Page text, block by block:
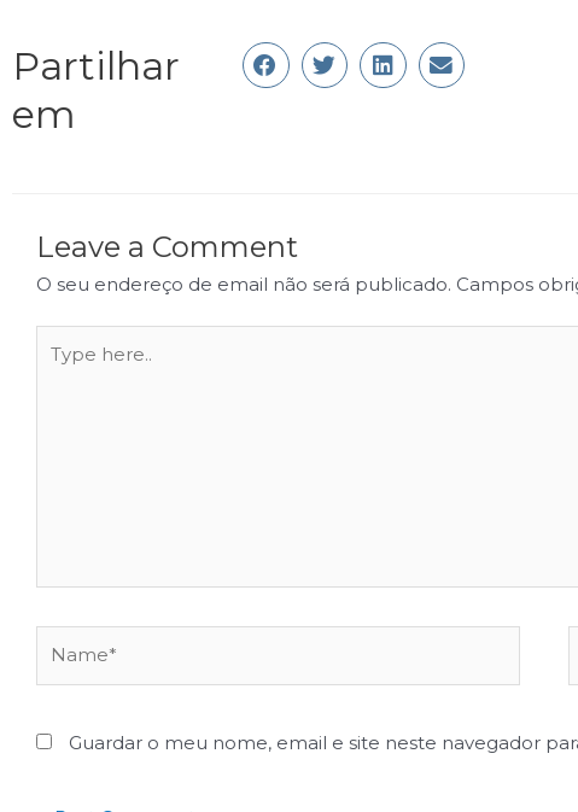
Partilhar
em
Leave a Comment
O seu endereço de email não será publicado. Campos
Guardar o meu nome, email e site neste navegador